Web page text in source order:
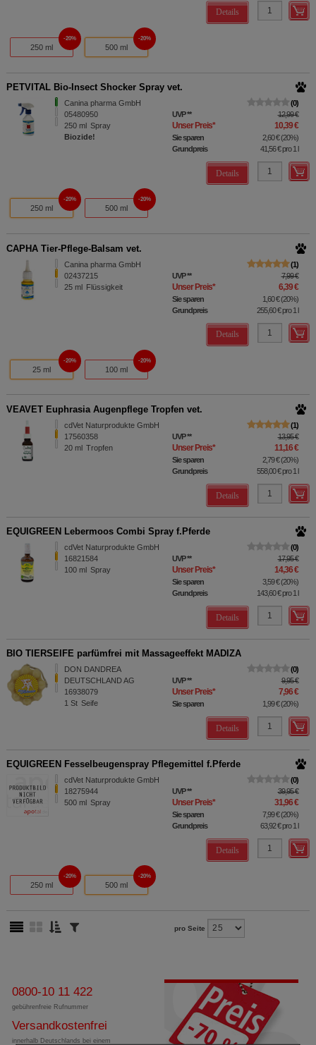
Details
250 ml
20%
500 ml
20%
PETVITAL Bio-Insect Shocker Spray vet.
Canina pharma GmbH
05480950
250 ml Spray
Biozide!
0
UVP** 12,99 €
Unser Preis* 10,39 €
Sie sparen 2,60 €(20%)
Grundpreis
41,56 €pro 1 l
Details
250 ml
20%
500 ml
20%
CAPHA Tier-Pflege-Balsam vet.
Canina pharma GmbH
02437215
25 ml Flüssigkeit
1
UVP** 7,99 €
Unser Preis* 6,39 €
Sie sparen 1,60 €(20%)
Grundpreis
255,60 €pro 1 l
Details
25 ml
20%
100 ml
20%
VEAVET Euphrasia Augenpflege Tropfen vet.
cdVet Naturprodukte GmbH
17560358
20 ml Tropfen
1
UVP** 13,95 €
Unser Preis* 11,16 €
Sie sparen 2,79 €(20%)
Grundpreis
558,00 €pro 1 l
Details
EQUIGREEN Lebermoos Combi Spray f.Pferde
cdVet Naturprodukte GmbH
16821584
100 ml Spray
0
UVP** 17,95 €
Unser Preis* 14,36 €
Sie sparen 3,59 €(20%)
Grundpreis
143,60 €pro 1 l
Details
BIO TIERSEIFE parfümfrei mit Massageeffekt MADIZA
DON DANDREA
DEUTSCHLAND AG
16938079
1 St Seife
0
UVP** 9,95 €
Unser Preis* 7,96 €
Sie sparen 1,99 €(20%)
Details
EQUIGREEN Fesselbeugenspray Pflegemittel f.Pferde
cdVet Naturprodukte GmbH
18275944
500 ml Spray
0
UVP** 39,95 €
Unser Preis* 31,96 €
Sie sparen 7,99 €(20%)
Grundpreis
63,92 €pro 1 l
Details
250 ml
20%
500 ml
20%
pro Seite
0800-10 11 422
gebührenfreie Rufnummer
Versandkostenfrei
innerhalb Deutschlands bei einem